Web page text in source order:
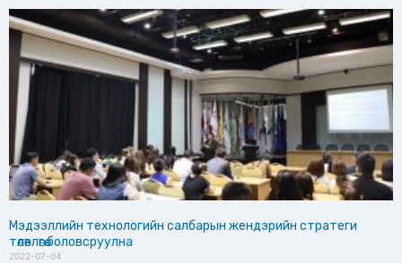
Мэдээллийн технологийн салбарын жендэрийн стратеги
төлөвлөгөө боловсруулна
2022-07-04